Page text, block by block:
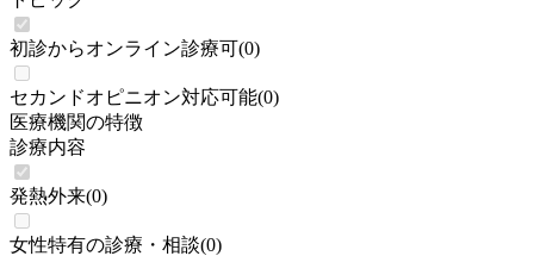
初診からオンライン診療可(0)
セカンドオピニオン対応可能(0)
医療機関の特徴
診療内容
発熱外来(0)
女性特有の診療・相談(0)